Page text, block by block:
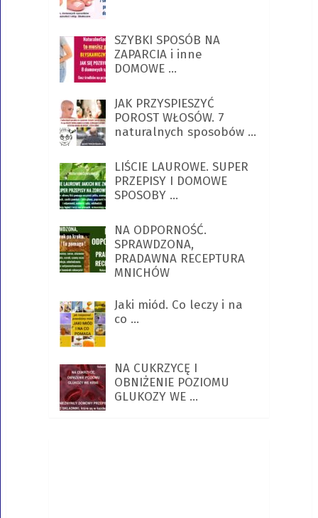
SZYBKI SPOSÓB NA
ZAPARCIA i inne
DOMOWE …
JAK PRZYSPIESZYĆ
POROST WŁOSÓW. 7
naturalnych sposobów …
LIŚCIE LAUROWE. SUPER
PRZEPISY I DOMOWE
SPOSOBY …
NA ODPORNOŚĆ.
SPRAWDZONA,
PRADAWNA RECEPTURA
MNICHÓW
Jaki miód. Co leczy i na
co …
NA CUKRZYCĘ I
OBNIŻENIE POZIOMU
GLUKOZY WE …